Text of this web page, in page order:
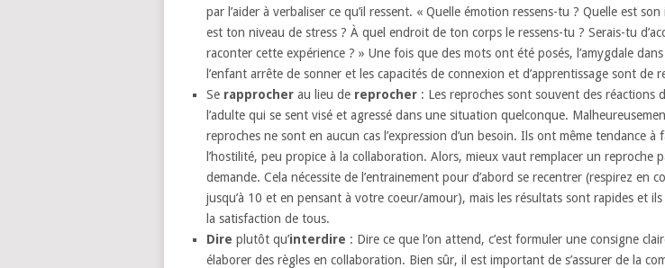
par l’aider à verbaliser ce qu’il ressent. « Quelle émotion ressens-tu ? Quelle est
est ton niveau de stress ? À quel endroit de ton corps le ressens-tu ? Serais-tu
raconter cette expérience ? » Une fois que des mots ont été posés, l’amygdale
l’enfant arrête de sonner et les capacités de connexion et d’apprentissage sont de
Se rapprocherau lieu de reprocher : Les reproches sont souvent des réactions
l’adulte qui se sent visé et agressé dans une situation quelconque.
reproches ne sont en aucun cas l’expression d’un besoin. Ils ont même tendance à
l’hostilité, peu propice à la collaboration. Alors, mieux vaut remplacer un reproche
demande. Cela nécessite de l’entrainement pour d’abord se recentrer (respirez en
jusqu’à 10 et en pensant à votre coeur/amour), mais les résultats sont rapides et
la satisfaction de tous.
Dire plutôt qu’interdire : Dire ce que l’on attend, c’est formuler une consigne
élaborer des règles en collaboration. Bien sûr, il est important de s’assurer de la